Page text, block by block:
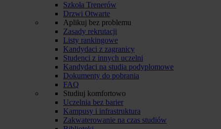
Szkoła Trenerów
Drzwi Otwarte
Aplikuj bez problemu
Zasady rekrutacji
Listy rankingowe
Kandydaci z zagranicy
Studenci z innych uczelni
Kandydaci na studia podyplomowe
Dokumenty do pobrania
FAQ
Studiuj komfortowo
Uczelnia bez barier
Kampusy i infrastruktura
Zakwaterowanie na czas studiów